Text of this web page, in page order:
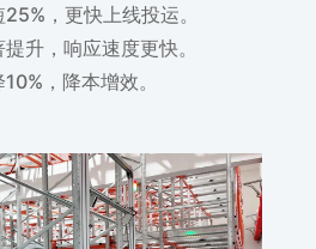
，更快上线投运。
升，响应速度更快。
，降本增效。